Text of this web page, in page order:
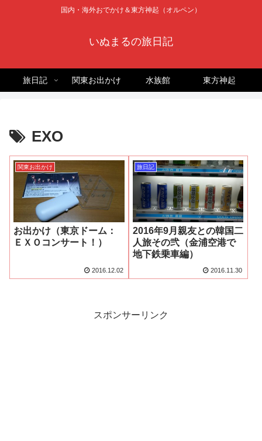
国内・海外おでかけ＆東方神起（オルペン）
いぬまるの旅日記
旅日記 関東お出かけ 水族館 東方神起
EXO
関東お出かけ
お出かけ（東京ドーム：
ＥＸＯコンサート！）
2016.12.02
旅日記
2016年9月親友との韓国二
人旅その弐（金浦空港で
地下鉄乗車編）
2016.11.30
スポンサーリンク